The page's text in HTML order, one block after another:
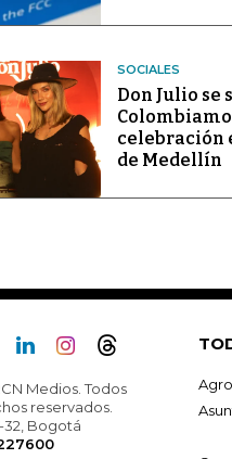
SOCIALES
Don Julio se
celebración
de Medellín
Medios. Todos
reservados.
32, Bogotá